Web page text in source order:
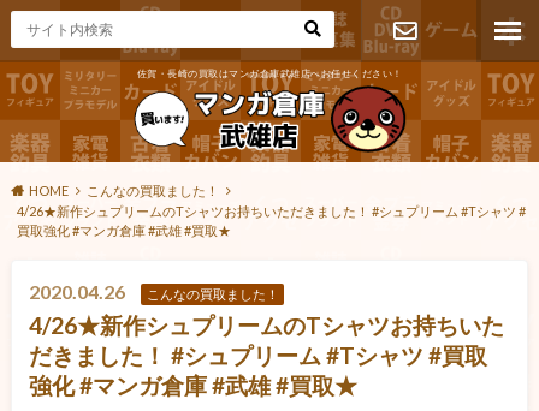
佐賀・長崎の買取はマンガ倉庫武雄店へお任せください！
お問い合わ
せ
HOME
こんなの買取ました！
4/26★新作シュプリームのTシャツお持ちいただきました！ #シュプリーム #Tシャツ #
買取強化 #マンガ倉庫 #武雄 #買取★
2020.04.26 こんなの買取ました！
4/26★新作シュプリームのTシャツお持ちいた
だきました！ #シュプリーム #Tシャツ #買取
強化 #マンガ倉庫 #武雄 #買取★